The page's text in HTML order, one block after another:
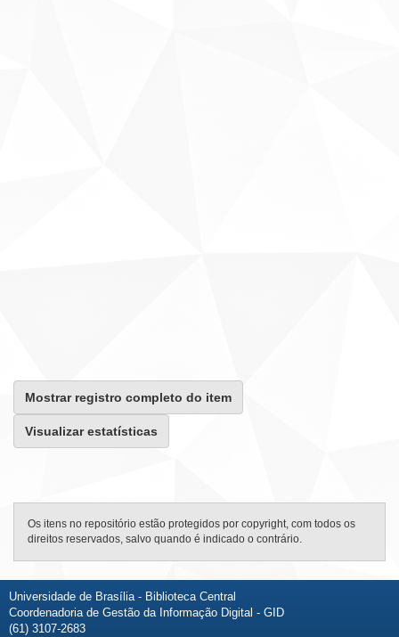
Mostrar registro completo do item
Visualizar estatísticas
Os itens no repositório estão protegidos por copyright, com todos os
direitos reservados, salvo quando é indicado o contrário.
Universidade de Brasília - Biblioteca Central
Coordenadoria de Gestão da Informação Digital - GID
(61) 3107-2683